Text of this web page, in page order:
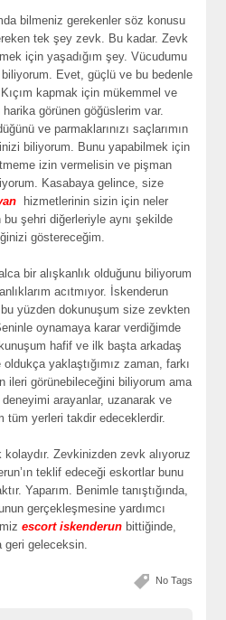
bilmeniz gerekenler söz konusu
tek şey zevk. Bu kadar. Zevk
için yaşadığım şey. Vücudumu
Evet, güçlü ve bu bedenle
kapmak için mükemmel ve
görünen göğüslerim var.
ve parmaklarınızı saçlarımın
biliyorum. Bunu yapabilmek için
izin vermelisin ve pişman
Kasabaya gelince, size
hizmetlerinin sizin için neler
şehri diğerleriyle aynı şekilde
göstereceğim.
bir alışkanlık olduğunu biliyorum
acıtmıyor. İskenderun
yüzden dokunuşum size zevkten
oynamaya karar verdiğimde
hafif ve ilk başta arkadaş
yaklaştığımız zaman, farkı
ileri görünebileceğini biliyorum ama
arayanlar, uzanarak ve
tüm yerleri takdir edeceklerdir.
Zevkinizden zevk alıyoruz
teklif edeceği eskortlar bunu
Yaparım. Benimle tanıştığında,
gerçekleşmesine yardımcı
escort iskenderunbittiğinde,
geri geleceksin.
No Tags